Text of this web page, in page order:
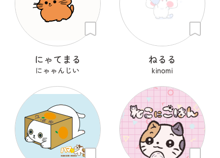
にゃてまる
にゃゃんじい
ねるる
kinomi